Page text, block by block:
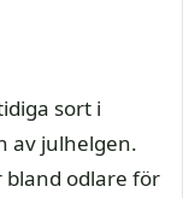
sort i
av julhelgen.
odlare för